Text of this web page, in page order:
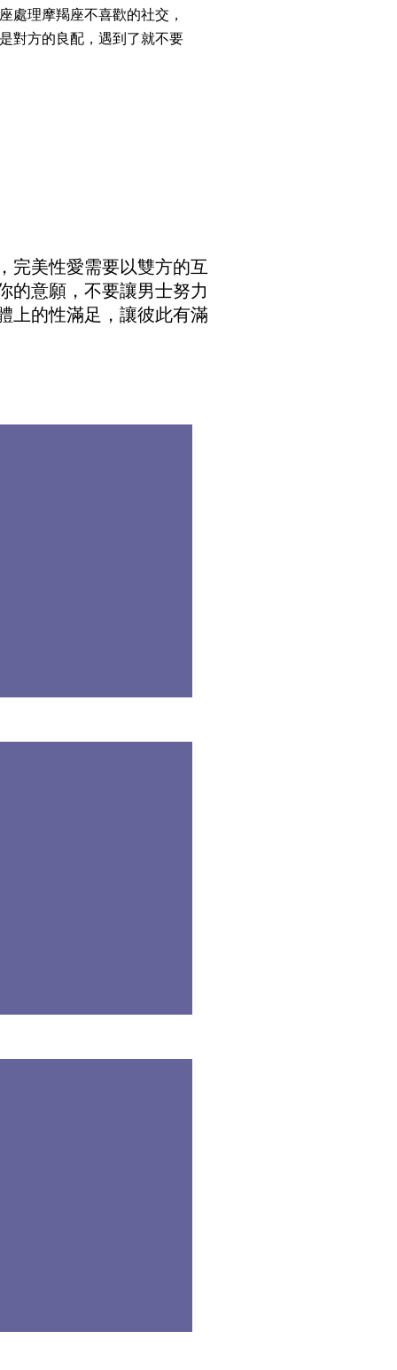
處理摩羯座不喜歡的社交，
對方的良配，遇到了就不要
完美性愛需要以雙方的互
的意願，不要讓男士努力
上的性滿足，讓彼此有滿